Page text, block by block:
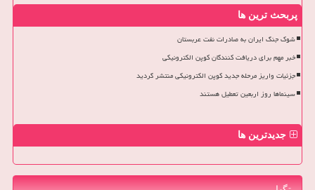
پربحث ترین ها
شوک جنگ ایران به صادرات نفت عربستان
خبر مهم برای دریافت کنندگان کوپن الکترونیکی
جزئیات واریز مرحله جدید کوپن الکترونیکی منتشر گردید
سینماها روز اربعین تعطیل هستند
جدیدترین ها